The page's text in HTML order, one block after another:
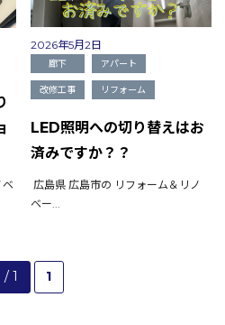
会社概要
2026年5月2日
廊下 アパート
改修工事 リフォーム
LED照明への切り替えはお
済みですか？？
広島県 広島市の リフォーム＆リノ
ベー...
/ 1 1